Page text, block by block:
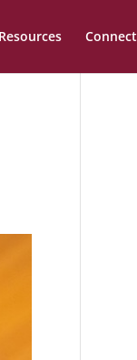
Connect